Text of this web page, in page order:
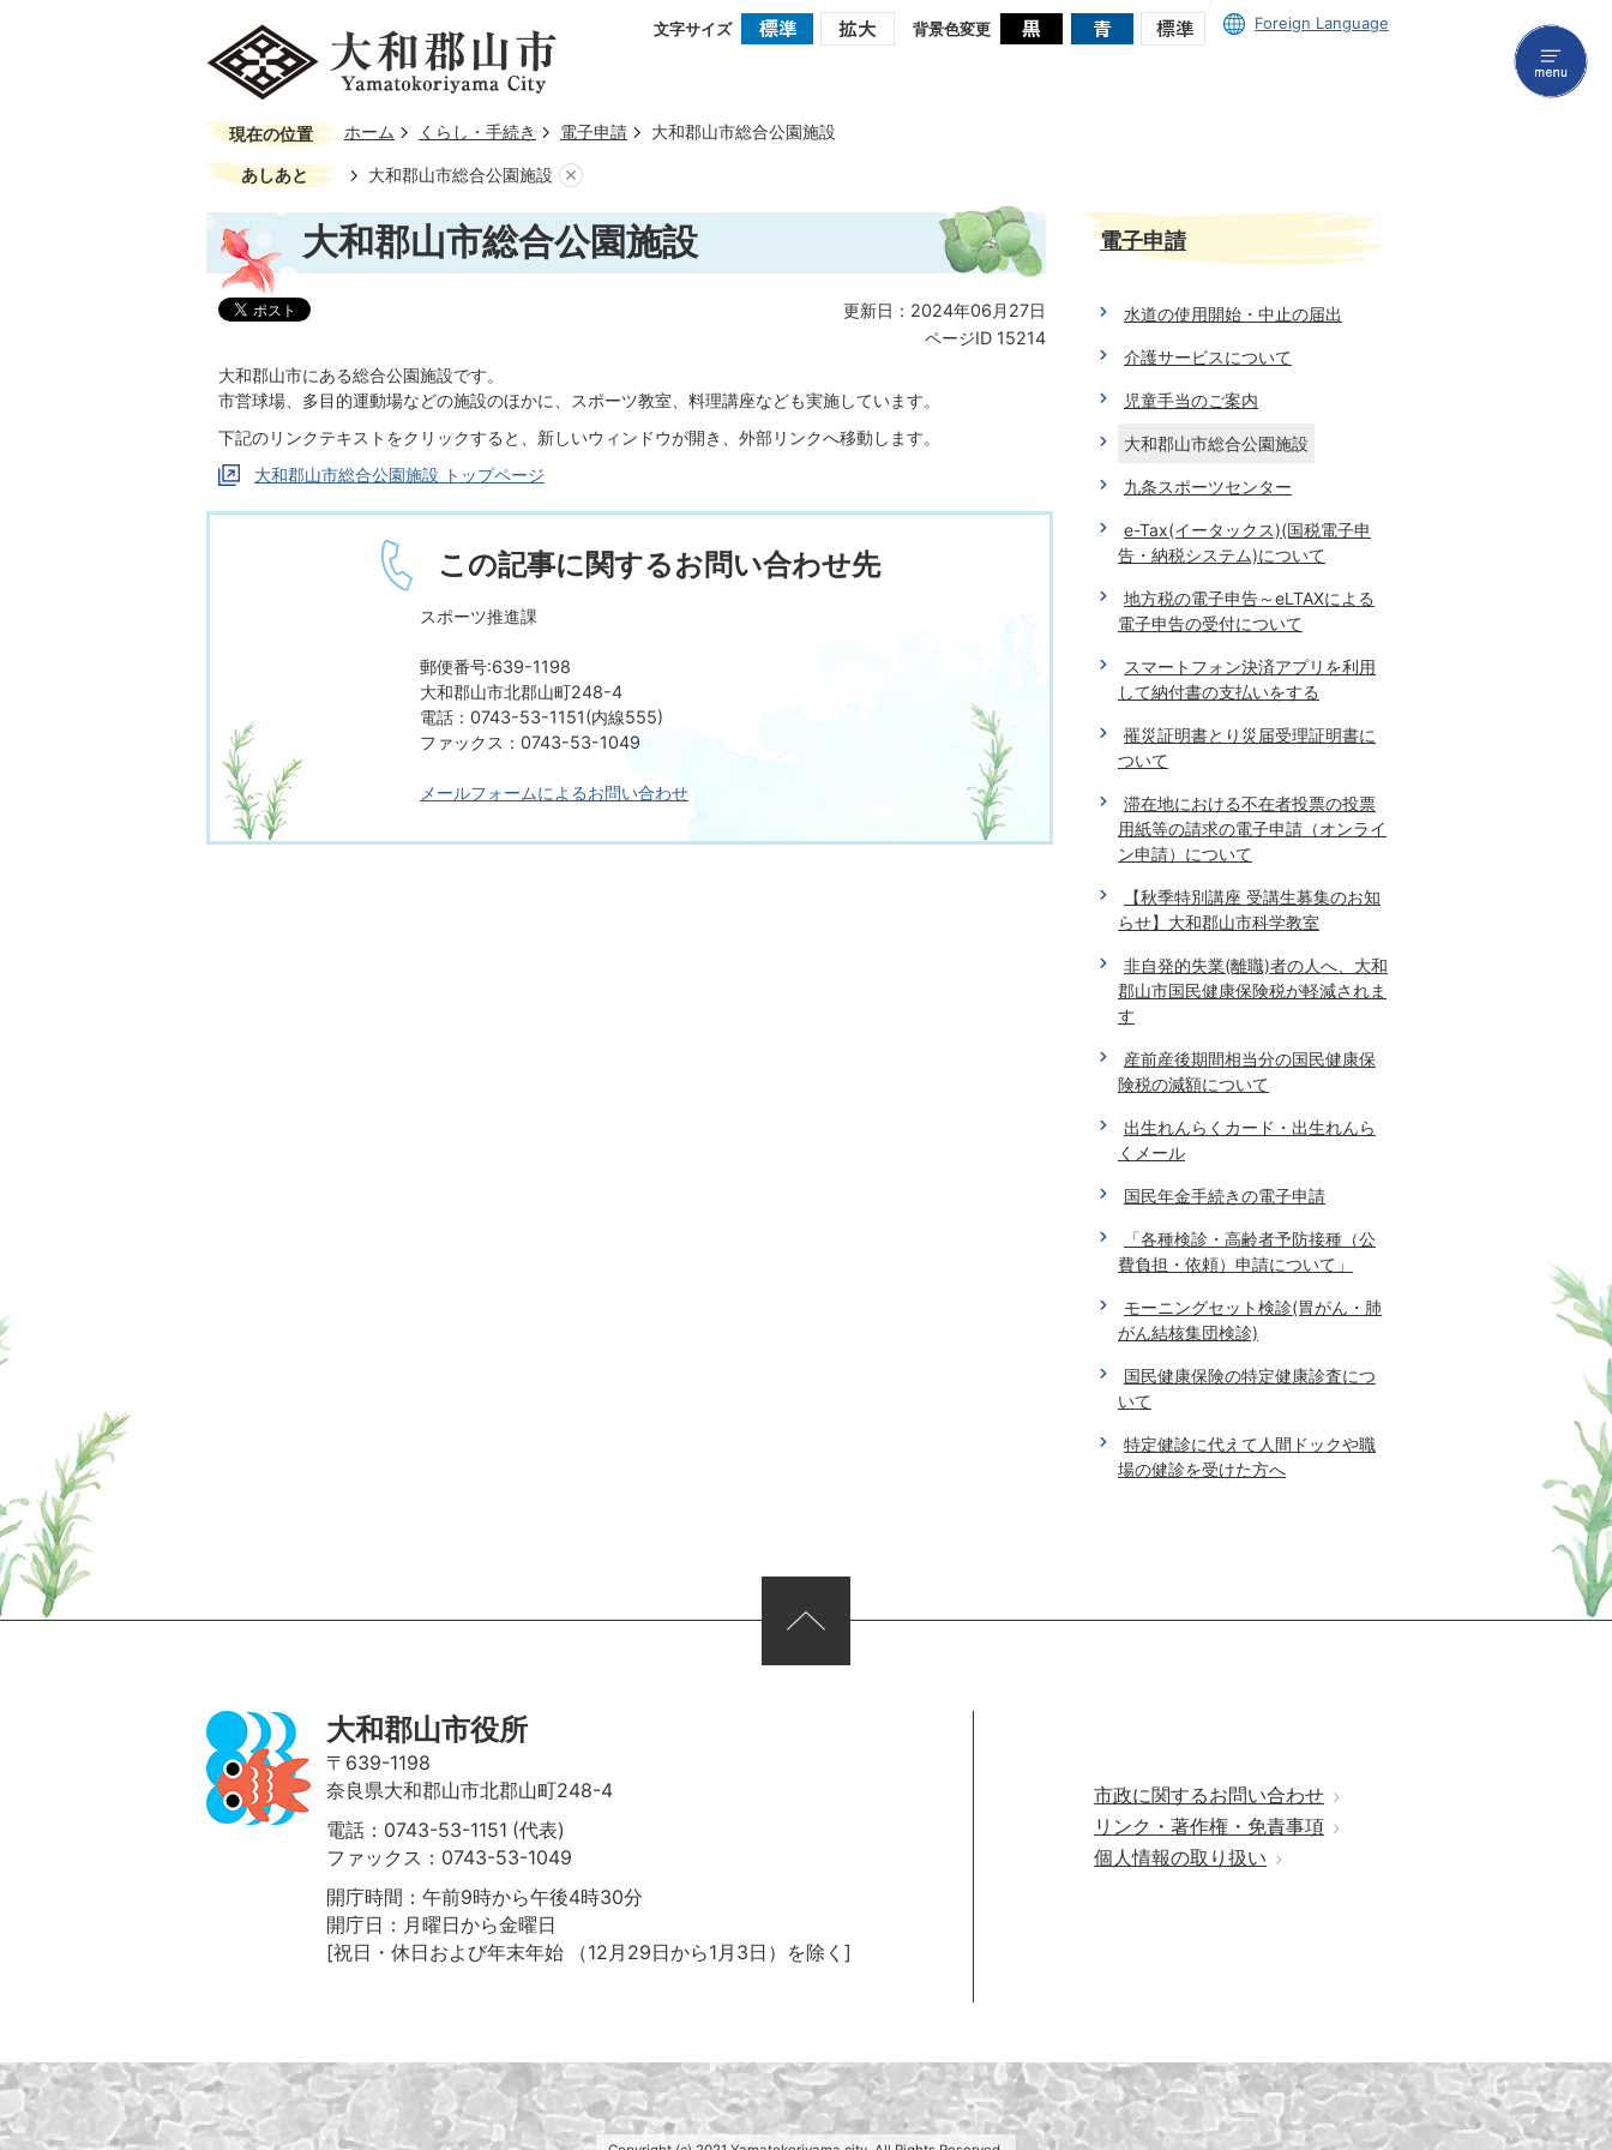
文字サイズ 背景色変更 Foreign Language
現在の位置 ホーム くらし・手続き 電子申請 大和郡山市総合公園施設
あしあと 大和郡山市総合公園施設
大和郡山市総合公園施設
更新日：2024年06月27日
ページID 15214
大和郡山市にある総合公園施設です。
市営球場、多目的運動場などの施設のほかに、スポーツ教室、料理講座なども実施しています。
下記のリンクテキストをクリックすると、新しいウィンドウが開き、外部リンクへ移動します。
大和郡山市総合公園施設 トップページ
この記事に関するお問い合わせ先
スポーツ推進課
郵便番号:639-1198
大和郡山市北郡山町248-4
電話：0743-53-1151(内線555)
ファックス：0743-53-1049
メールフォームによるお問い合わせ
電子申請
水道の使用開始・中止の届出
介護サービスについて
児童手当のご案内
大和郡山市総合公園施設
九条スポーツセンター
e-Tax(イータックス)(国税電子申
告・納税システム)について
地方税の電子申告～eLTAXによる
電子申告の受付について
スマートフォン決済アプリを利用
して納付書の支払いをする
罹災証明書とり災届受理証明書に
ついて
滞在地における不在者投票の投票
用紙等の請求の電子申請（オンライ
ン申請）について
【秋季特別講座 受講生募集のお知
らせ】大和郡山市科学教室
非自発的失業(離職)者の人へ、大和
郡山市国民健康保険税が軽減されま
す
産前産後期間相当分の国民健康保
険税の減額について
出生れんらくカード・出生れんら
くメール
国民年金手続きの電子申請
「各種検診・高齢者予防接種（公
費負担・依頼）申請について」
モーニングセット検診(胃がん・肺
がん結核集団検診)
国民健康保険の特定健康診査につ
いて
特定健診に代えて人間ドックや職
場の健診を受けた方へ
大和郡山市役所
〒639-1198
奈良県大和郡山市北郡山町248-4
電話：0743-53-1151 (代表)
ファックス：0743-53-1049
開庁時間：午前9時から午後4時30分
開庁日：月曜日から金曜日
[祝日・休日および年末年始
（12月29日から1月3日）を除く]
市政に関するお問い合わせ
リンク・著作権・免責事項
個人情報の取り扱い